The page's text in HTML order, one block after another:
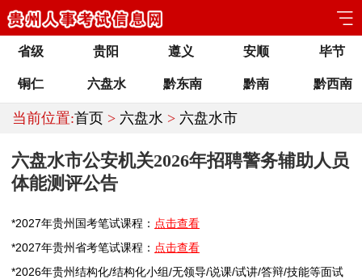
省级 贵阳 遵义 安顺 毕节
铜仁 六盘水 黔东南 黔南 黔西南
当前位置:首页 > 六盘水 > 六盘水市
六盘水市公安机关2026年招聘警务辅助人员
体能测评公告
*2027年贵州 国考笔试课程： 点击查看
*2027年贵州省考笔试课程： 点击查看
*2026年贵州结构化/结构化小组/无领导/说课/试讲/答辩/技能等面试